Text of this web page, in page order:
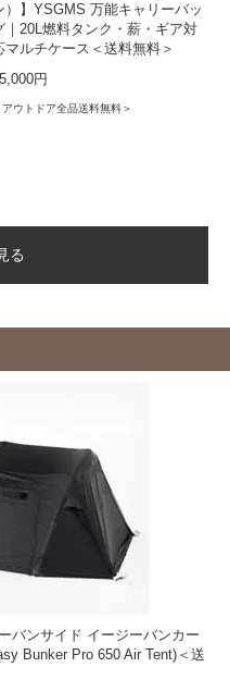
）】YSGMS 万能キャリーバッ
｜20L燃料タンク・薪・ギア対
マルチケース＜送料無料＞
円
アウトドア全品送料無料＞
る
バンサイド イージーバンカー
Bunker Pro 650 Air Tent)＜送